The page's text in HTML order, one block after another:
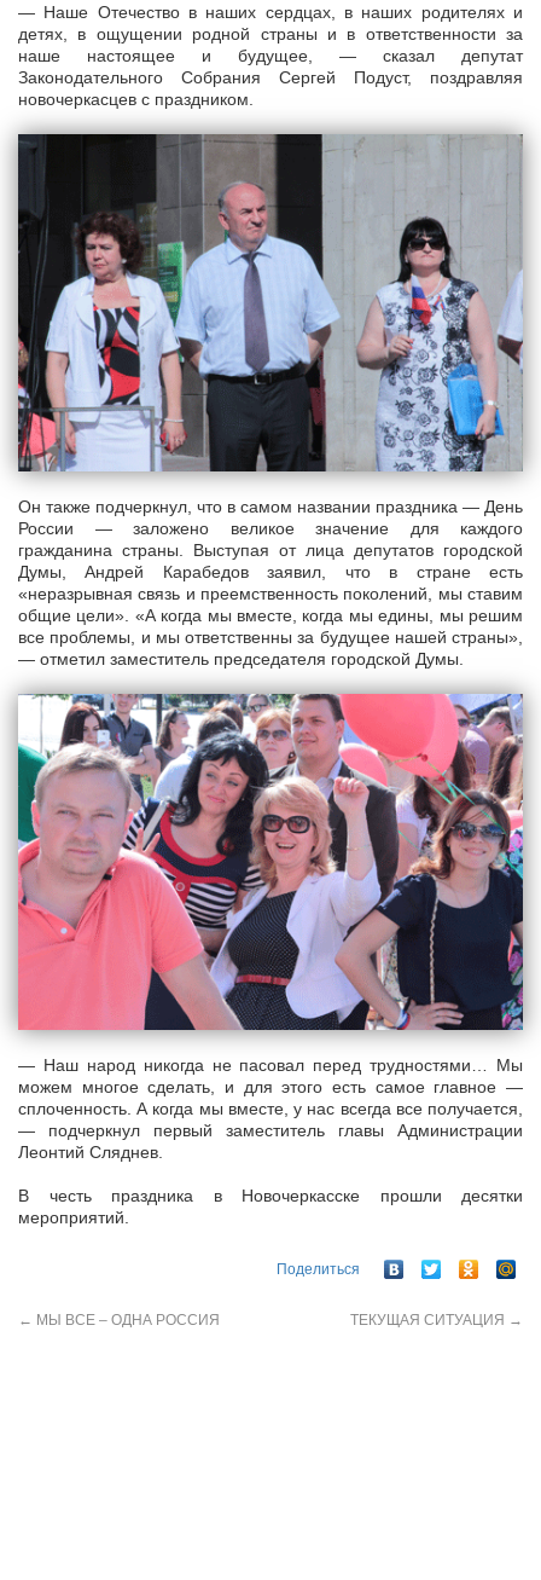
— Наше Отечество в наших сердцах, в наших родителях и
детях, в ощущении родной страны и в ответственности за
наше настоящее и будущее, — сказал депутат
Законодательного Собрания Сергей Подуст, поздравляя
новочеркасцев с праздником.
Он также подчеркнул, что в самом названии праздника — День
России — заложено великое значение для каждого
гражданина страны. Выступая от лица депутатов городской
Думы, Андрей Карабедов заявил, что в стране есть
«неразрывная связь и преемственность поколений, мы ставим
общие цели». «А когда мы вместе, когда мы едины, мы решим
все проблемы, и мы ответственны за будущее нашей страны»,
— отметил заместитель председателя городской Думы.
— Наш народ никогда не пасовал перед трудностями… Мы
можем многое сделать, и для этого есть самое главное —
сплоченность. А когда мы вместе, у нас всегда все получается,
— подчеркнул первый заместитель главы Администрации
Леонтий Сляднев.
В честь праздника в Новочеркасске прошли десятки
мероприятий.
Поделиться
← МЫ ВСЕ – ОДНА РОССИЯ ТЕКУЩАЯ СИТУАЦИЯ →